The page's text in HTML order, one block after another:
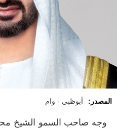
المصدر: أبوظبي - وام
وجه صاحب السمو الشيخ